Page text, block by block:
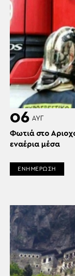
06 ΑΥΓ
Φωτιά στο
εναέρια μέσα
ΕΝΗΜΕΡΩΣΗ